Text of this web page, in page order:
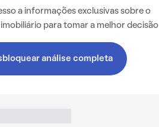
a informações exclusivas sobre o
para tomar a melhor decisão
análise completa